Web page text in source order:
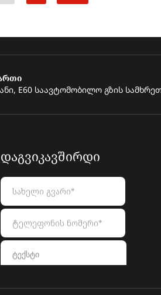
E60 საავტომობილო გზის
ᲓᲐᲒᲕᲘᲙᲐᲕᲨᲘᲠᲓᲘ